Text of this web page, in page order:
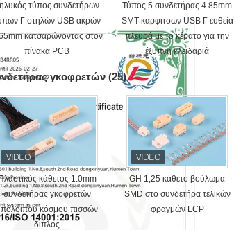
τύπος συνδετήρων
Γ στηλών USB ακρών
κατσαρώνοντας στον
πίνακα PCB
Τύπος 5 συνδετήρας 4.85mm
SMT καρφιτσών USB Γ ευθεία
πλευρά με το κέρατο για την
έξυπνη κλειδαριά
γκοφρετών (25)
κάθετος 1.0mm
συνδετήρας γκοφρετών
κόσμου πισσών
διπλός
GH 1,25 κάθετο βούλωμα
SMD στο συνδετήρα τελικών
φραγμών LCP